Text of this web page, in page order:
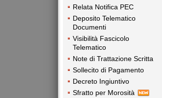
Relata Notifica PEC
Deposito Telematico
Documenti
Visibilità Fascicolo
Telematico
Note di Trattazione Scritta
Sollecito di Pagamento
Decreto Ingiuntivo
Sfratto per Morosità